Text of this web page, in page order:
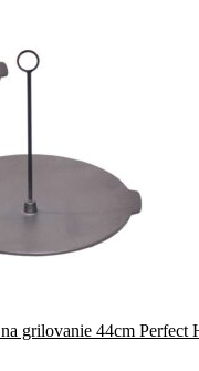
grilovanie 44cm Perfect